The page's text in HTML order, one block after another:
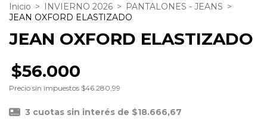
Inicio > INVIERNO 2026 > PANTALONES - JEANS >
JEAN OXFORD ELASTIZADO
JEAN OXFORD ELASTIZADO
$56.000
Precio sin impuestos $46.280,99
3 cuotas sin interés de $18.666,67